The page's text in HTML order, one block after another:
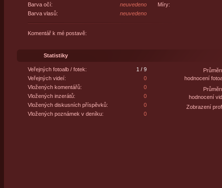
Barva očí:
neuvedeno
Barva vlasů:
neuvedeno
Míry:
Komentář k mé postavě:
Statistiky
Veřejných fotoalb / fotek:
1 / 9
Veřejných videí:
0
Vložených komentářů:
0
Vložených inzerátů:
0
Vložených diskusních příspěvků:
0
Vložených poznámek v deníku:
0
hodnocení
hodnocení
Zobrazení